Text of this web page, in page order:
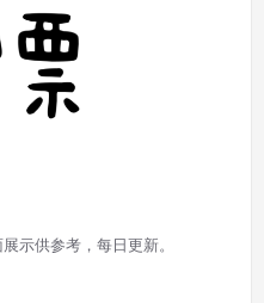
示供参考，每日更新。